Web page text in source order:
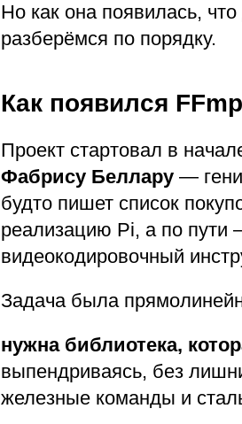
Но как она появилась,
разберёмся по порядку.
Как появился
Проект стартовал в
Фабрису Беллару —
будто пишет список
реализацию Pi, а по пути
видеокодировочный
Задача была
нужна библиотека,
выпендриваясь, без
железные команды и